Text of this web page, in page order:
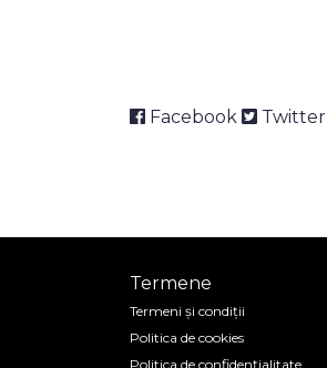
Facebook Twitter
Termene
Termeni și condiții
Politica de cookies
Politica de confidenţialitate